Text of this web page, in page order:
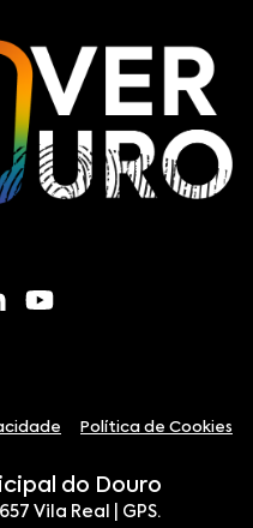
Política de Cookies
do Douro
Vila Real | GPS.